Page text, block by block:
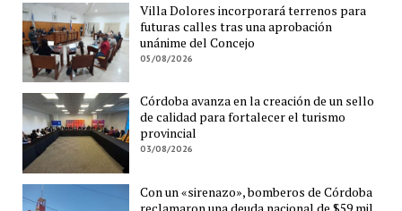
Villa Dolores incorporará terrenos para
futuras calles tras una aprobación
unánime del Concejo
05/08/2026
Córdoba avanza en la creación de un sello
de calidad para fortalecer el turismo
provincial
03/08/2026
Con un «sirenazo», bomberos de Córdoba